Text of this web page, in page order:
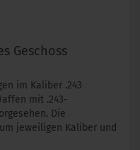
Geschoss
im Kaliber .243
mit .243-
Die
jeweiligen Kaliber und